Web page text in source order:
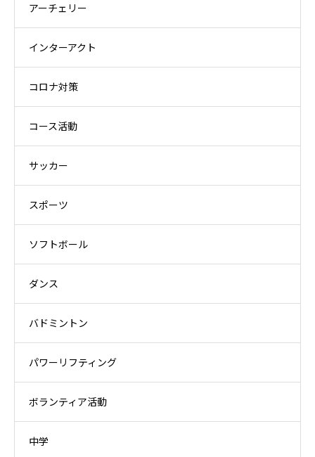
アーチェリー
インターアクト
コロナ対策
コース活動
サッカー
スポーツ
ソフトボール
ダンス
バドミントン
パワーリフティング
ボランティア活動
中学